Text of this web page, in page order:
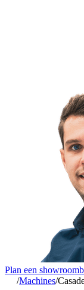
Plan een
/Machines/